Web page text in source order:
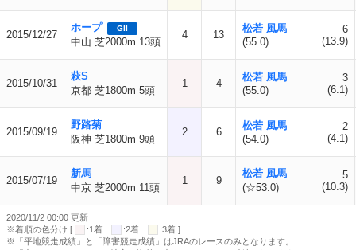
2015/12/27
ホープ GII
中山 芝2000m 13頭
4 13
松若 風馬
(55.0)
6
(13.9)
2015/10/31
萩S
京都 芝1800m 5頭
1 4
松若 風馬
(55.0)
3
(6.1)
2015/09/19
野路菊
阪神 芝1800m 9頭
2 6
松若 風馬
(54.0)
2
(4.1)
2015/07/19
新馬
中京 芝2000m 11頭
1 9
松若 風馬
(☆53.0)
5
(10.3)
2020/11/2 00:00 更新
※着順の色分け [
:1着 :2着
:3着 ]
※「平地競走成績」と「障害競走成績」はJRAのレースのみとなります。